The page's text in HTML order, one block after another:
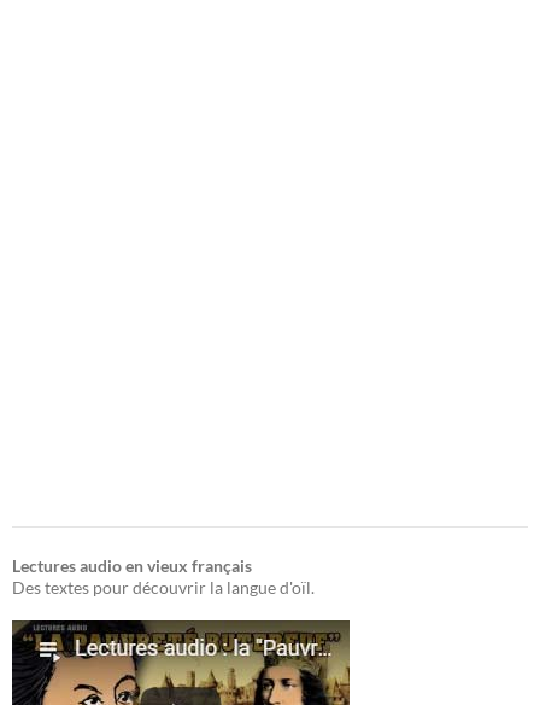
Lectures audio en vieux français
Des textes pour découvrir la langue d'oïl.